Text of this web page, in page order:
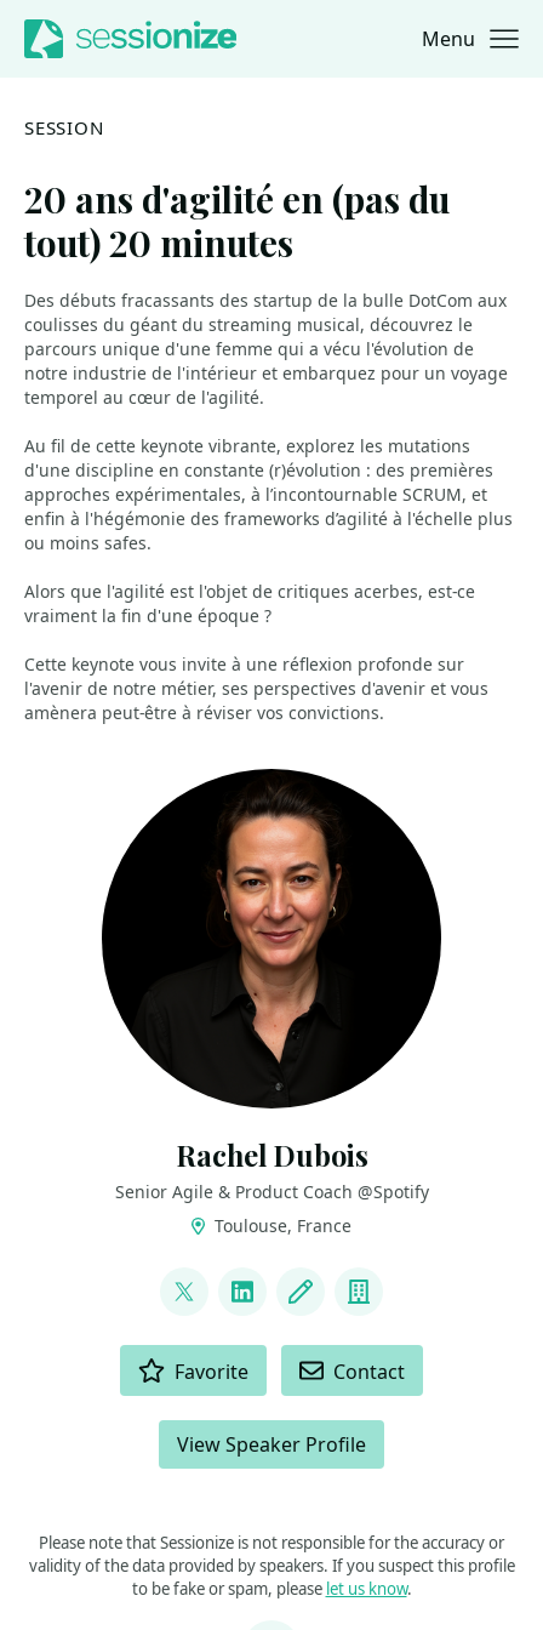
Jump to navigation
Jump to content Menu
SESSION
20 ans d'agilité en (pas du
tout) 20 minutes
Des débuts fracassants des startup de la bulle DotCom aux
coulisses du géant du streaming musical, découvrez le
parcours unique d'une femme qui a vécu l'évolution de
notre industrie de l'intérieur et embarquez pour un voyage
temporel au cœur de l'agilité.
Au fil de cette keynote vibrante, explorez les mutations
d'une discipline en constante (r)évolution : des premières
approches expérimentales, à l’incontournable SCRUM, et
enfin à l'hégémonie des frameworks d’agilité à l'échelle plus
ou moins safes.
Alors que l'agilité est l'objet de critiques acerbes, est-ce
vraiment la fin d'une époque ?
Cette keynote vous invite à une réflexion profonde sur
l'avenir de notre métier, ses perspectives d'avenir et vous
amènera peut-être à réviser vos convictions.
Rachel Dubois
Senior Agile & Product Coach @Spotify
Toulouse, France
@duboisrachel
LinkedInBlog Company
Favorite Contact
View Speaker Profile
Please note that Sessionize is not responsible for the accuracy or
validity of the data provided by speakers. If you suspect this profile
to be fake or spam, please let us know.